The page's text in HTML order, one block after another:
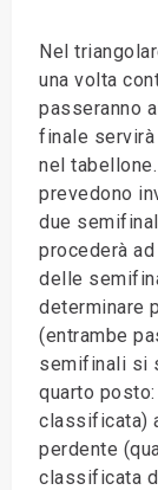
Nel
una volta
passeranno
finale
nel
prevedono
due
procederà
delle
determinare
(entrambe
semifinali si
quarto
classificata)
perdente
classificata